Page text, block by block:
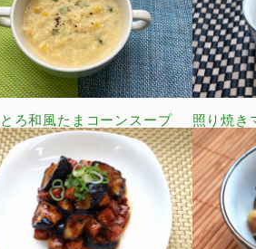
ろ和風たまコーンスープ 照り焼き